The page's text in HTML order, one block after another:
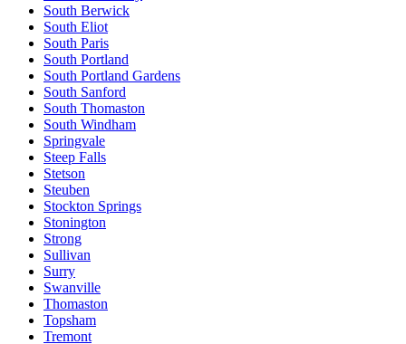
South Berwick
South Eliot
South Paris
South Portland
South Portland Gardens
South Sanford
South Thomaston
South Windham
Springvale
Steep Falls
Stetson
Steuben
Stockton Springs
Stonington
Strong
Sullivan
Surry
Swanville
Thomaston
Topsham
Tremont